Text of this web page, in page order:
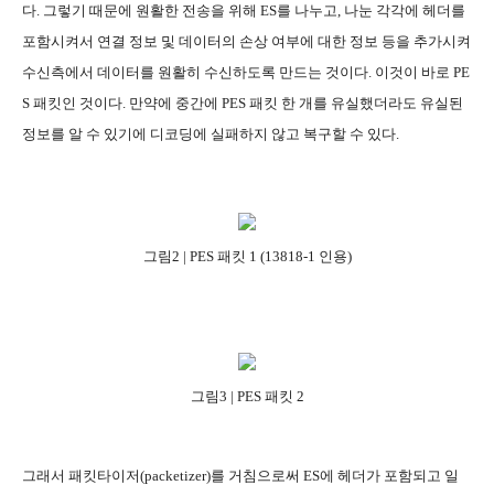
다. 그렇기 때문에 원활한 전송을 위해 ES를 나누고, 나눈 각각에 헤더를
포함시켜서 연결 정보 및 데이터의 손상 여부에 대한 정보 등을 추가시켜
수신측에서 데이터를 원활히 수신하도록 만드는 것이다. 이것이 바로 PE
S 패킷인 것이다. 만약에 중간에 PES 패킷 한 개를 유실했더라도 유실된
정보를 알 수 있기에 디코딩에 실패하지 않고 복구할 수 있다.
그림2 | PES 패킷 1 (13818-1 인용)
그림3 | PES 패킷 2
그래서 패킷타이저(packetizer)를 거침으로써 ES에 헤더가 포함되고 일